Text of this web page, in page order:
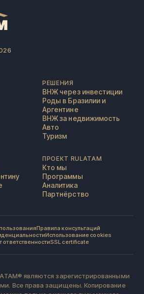
РЕШЕНИЯ
ВНЖ через инвестиции
Роды в Бразилии и
Аргентине
ВНЖ за недвижимость
Авто
Туризм
ПРОЕКТ RULATAM
Кто мы
Программы
Аналитика
Партнёрство
Правила консультаций
Использование cookies
ответственностиSSL certificate
являются зарегистрированными
Все права защищены. Копирование